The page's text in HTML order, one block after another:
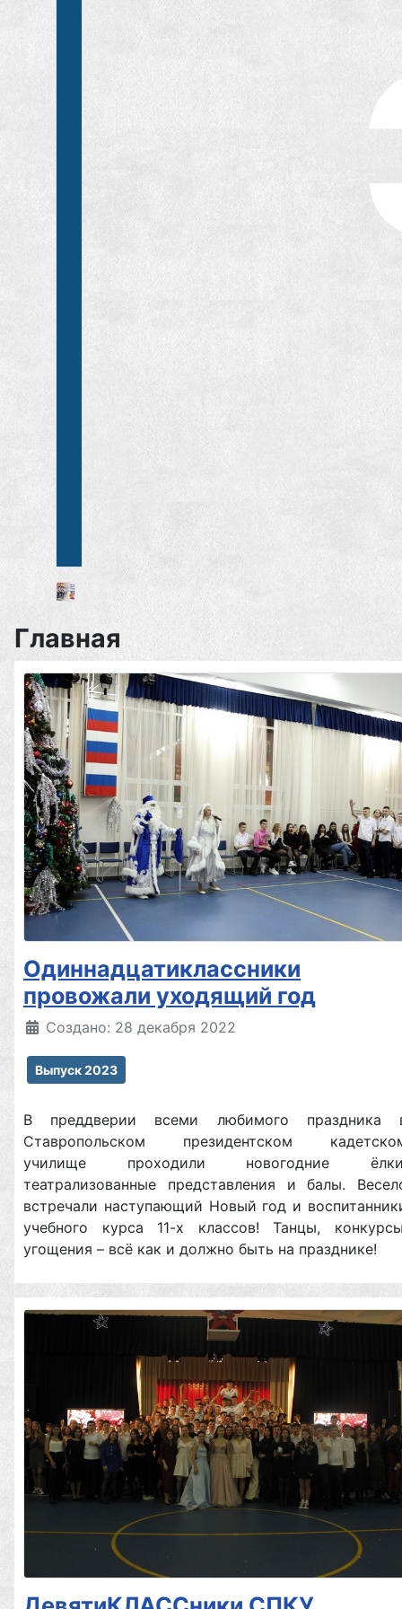
Главная
Одиннадцатиклассники
провожали уходящий год
Создано: 28 декабря 2022
Выпуск 2023
В преддверии всеми любимого праздника
Ставропольском президентском
училище проходили новогодние
театрализованные представления и балы.
встречали наступающий Новый год и
учебного курса 11-х классов! Танцы,
угощения – всё как и должно быть на празднике!